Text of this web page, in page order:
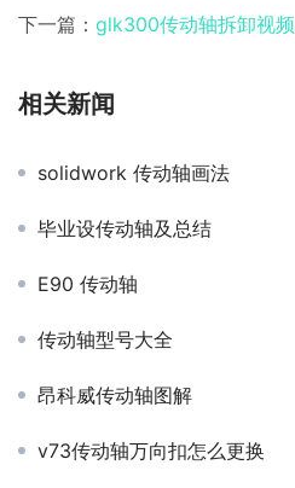
下一篇： glk300传动轴拆卸视频
相关新闻
solidwork 传动轴画法
毕业设传动轴及总结
E90 传动轴
传动轴型号大全
昂科威传动轴图解
v73传动轴万向扣怎么更换